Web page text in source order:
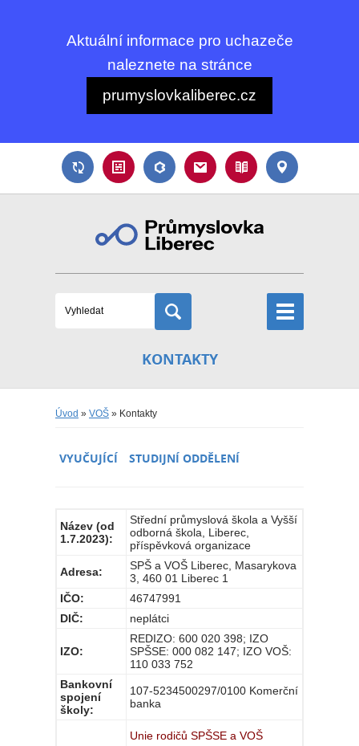
Aktuální informace pro uchazeče
naleznete na stránce
prumyslovkaliberec.cz
KONTAKTY
Úvod » VOŠ » Kontakty
VYUČUJÍCÍ STUDIJNÍ ODDĚLENÍ
Název (od
1.7.2023):
Střední průmyslová škola a Vyšší
odborná škola, Liberec,
příspěvková organizace
Adresa:
SPŠ a VOŠ Liberec, Masarykova
3, 460 01 Liberec 1
IČO:
46747991
DIČ:
neplátci
IZO:
REDIZO: 600 020 398; IZO
SPŠSE: 000 082 147; IZO VOŠ:
110 033 752
Bankovní
spojení
školy:
107-5234500297/0100 Komerční
banka
Unie rodičů SPŠSE a VOŠ